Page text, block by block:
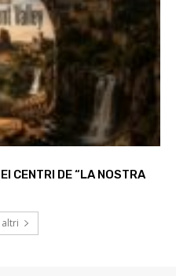
CENTRI DE “LA NOSTRA
altri